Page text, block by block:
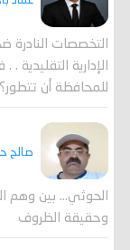
التخصصات النادرة
الإدارية التقليدية
للمحافظة أن تتطور؟
صالح
الحوثي... بين وهم
وحقيقة الظروف